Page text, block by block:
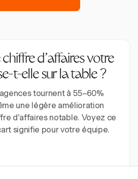
d'affaires votre
t-elle sur la table ?
tournent à 55–60%
une légère amélioration
d'affaires notable. Voyez ce
signifie pour votre équipe.